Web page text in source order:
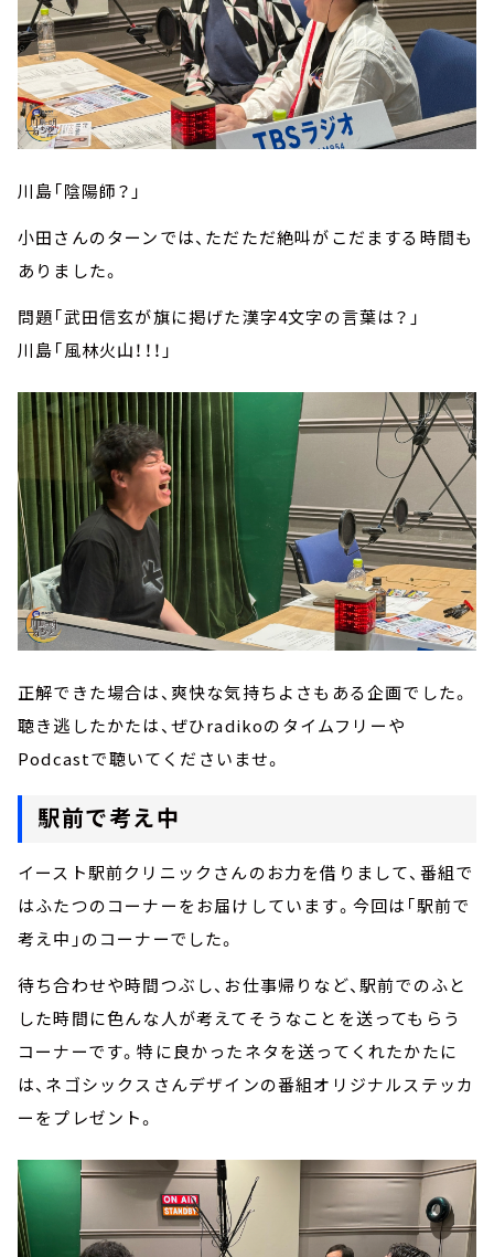
川島「陰陽師？」
小田さんのターンでは、ただただ絶叫がこだまする時間も
ありました。
問題「武田信玄が旗に掲げた漢字4文字の言葉は？」
川島「風林火山！！！」
正解できた場合は、爽快な気持ちよさもある企画でした。
聴き逃したかたは、ぜひradikoのタイムフリーや
Podcastで聴いてくださいませ。
駅前で考え中
イースト駅前クリニックさんのお力を借りまして、番組で
はふたつのコーナーをお届けしています。今回は「駅前で
考え中」のコーナーでした。
待ち合わせや時間つぶし、お仕事帰りなど、駅前でのふと
した時間に色んな人が考えてそうなことを送ってもらう
コーナーです。特に良かったネタを送ってくれたかたに
は、ネゴシックスさんデザインの番組オリジナルステッカ
ーをプレゼント。